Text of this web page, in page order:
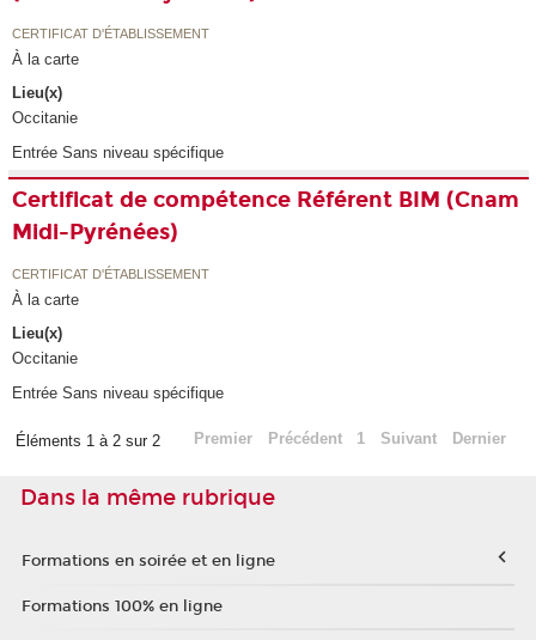
CERTIFICAT D'ÉTABLISSEMENT
À la carte
Lieu(x)
Occitanie
Entrée Sans niveau spécifique
Certificat de compétence Référent BIM (Cnam
Midi-Pyrénées)
CERTIFICAT D'ÉTABLISSEMENT
À la carte
Lieu(x)
Occitanie
Entrée Sans niveau spécifique
Éléments 1 à 2 sur 2 Premier Précédent 1 Suivant Dernier
Dans la même rubrique
Formations en soirée et en ligne
Formations 100% en ligne